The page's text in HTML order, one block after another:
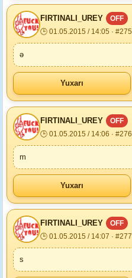
FIRTINALI_UREY
OFF
🕒 01.05.2015 / 14:05 · #275
ə
Yuxarı
FIRTINALI_UREY
OFF
🕒 01.05.2015 / 14:06 · #276
m
Yuxarı
FIRTINALI_UREY
OFF
🕒 01.05.2015 / 14:07 · #277
s